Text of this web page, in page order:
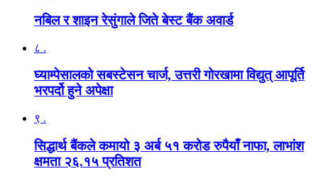
नबिल र शाइन रेसुंगाले जिते बेस्ट बैंक अवार्ड
८ .
घ्याम्पेसालको सबस्टेसन चार्ज, उत्तरी गोरखामा विद्युत् आपूर्ति
भरपर्दो हुने अपेक्षा
९ .
सिद्धार्थ बैंकले कमायो ३ अर्ब ५१ करोड रुपैयाँ नाफा, लाभांश
क्षमता २६.१५ प्रतिशत